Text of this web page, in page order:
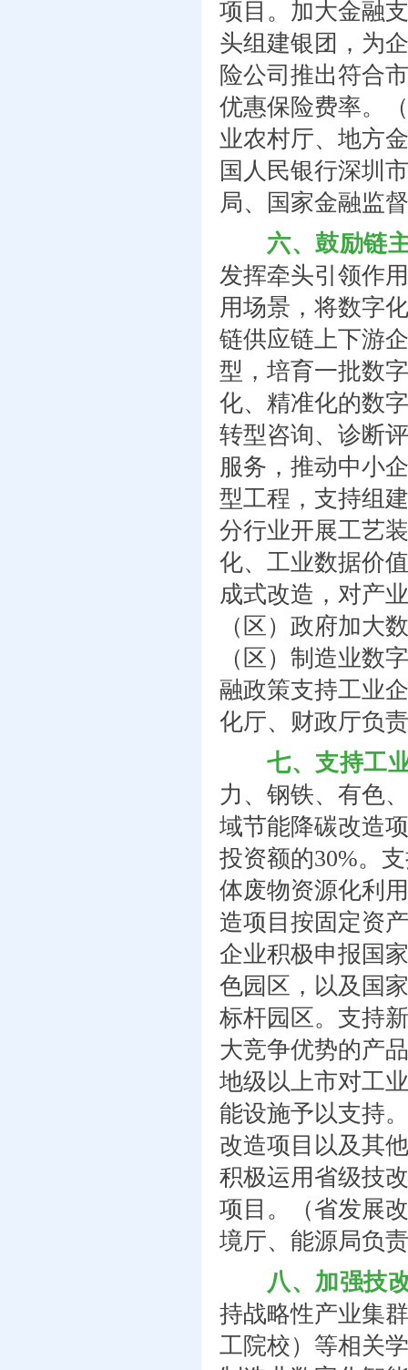
项目。加大金融
头组建银团，为
险公司推出符合
优惠保险费率。
业农村厅、地方
国人民银行深圳
局、国家金融监
六、鼓励链
发挥牵头引领作
用场景，将数字
链供应链上下游
型，培育一批数
化、精准化的数
转型咨询、诊断
服务，推动中小
型工程，支持组
分行业开展工艺
化、工业数据价
成式改造，对产
（区）政府加大
（区）制造业数
融政策支持工业
化厅、财政厅负
七、支持工
力、钢铁、有色
域节能降碳改造
投资额的30%。
体废物资源化利
造项目按固定资
企业积极申报国
色园区，以及国
标杆园区。支持
大竞争优势的产
地级以上市对工
能设施予以支持
改造项目以及其
积极运用省级技
项目。（省发展
境厅、能源局负
八、加强技
持战略性产业集
工院校）等相关